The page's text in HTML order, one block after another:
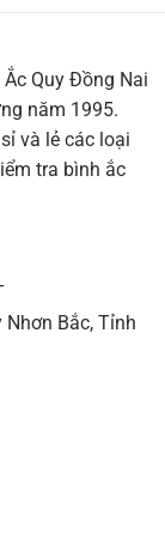
Quy Đồng Nai
năm 1995.
và lẻ các loại
tra bình ắc
Bắc, Tỉnh